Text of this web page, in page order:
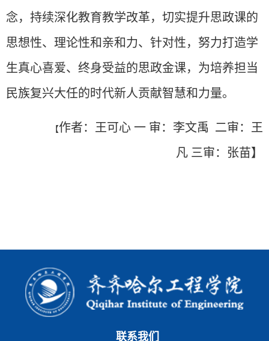
念，持续深化教育教学改革， 切实提升思政课的
思想性、理论性和亲和力、针对性，努力打造学
生真心喜爱、终身受益的思政金课，为培养担当
民族复兴大任的时代新人贡献智慧和力量。
【作者：王可心 一 审：李文禹 二审：王
凡 三审：张苗】
联系我们